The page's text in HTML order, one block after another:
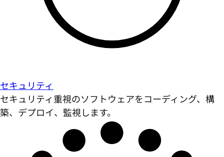
セキュリティ
セキュリティ重視のソフトウェアをコーディング、構
築、デプロイ、監視します。